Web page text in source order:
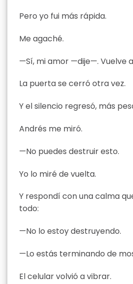
Pero yo fui más rápida.
Me agaché.
—Sí, mi amor —dije—. Vuelve
La puerta se cerró otra vez.
Y el silencio regresó, más
Andrés me miró.
—No puedes destruir esto.
Yo lo miré de vuelta.
Y respondí con una calma
todo:
—No lo estoy destruyendo.
—Lo estás terminando de
El celular volvió a vibrar.